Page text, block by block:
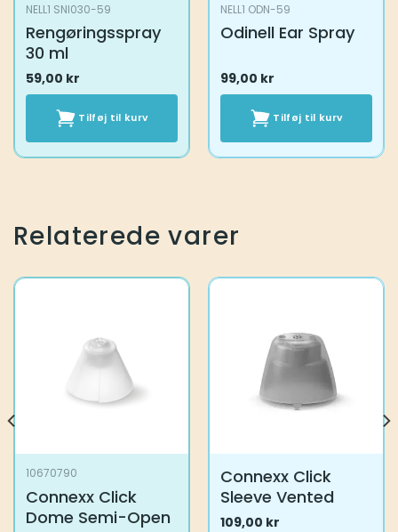
NELL1 SNI030-59
Rengøringsspray
30 ml
59,00 kr
Tilføj til kurv
NELL1 ODN-59
Odinell Ear Spray
99,00 kr
Tilføj til kurv
Relaterede varer
10670790
Connexx Click
Dome Semi-Open
Connexx Click
Sleeve Vented
109,00 kr